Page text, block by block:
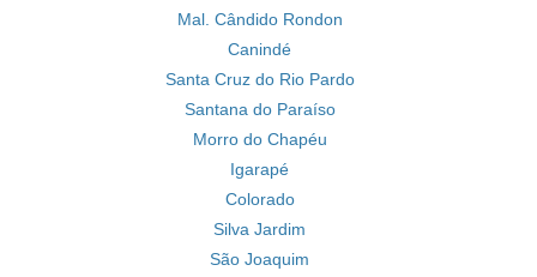
Mal. Cândido Rondon
Canindé
Santa Cruz do Rio Pardo
Santana do Paraíso
Morro do Chapéu
Igarapé
Colorado
Silva Jardim
São Joaquim